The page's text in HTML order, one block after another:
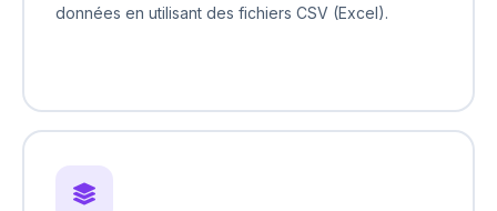
données en utilisant des fichiers CSV (Excel).